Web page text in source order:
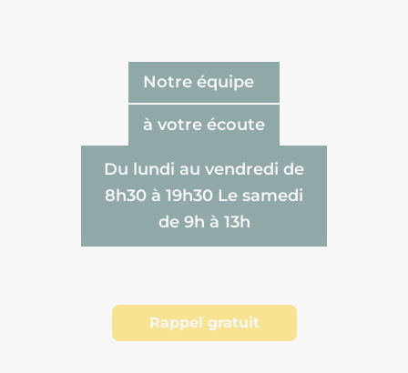
Notre équipe
à votre écoute
Du lundi au vendredi de
8h30 à 19h30 Le samedi
de 9h à 13h
Rappel gratuit